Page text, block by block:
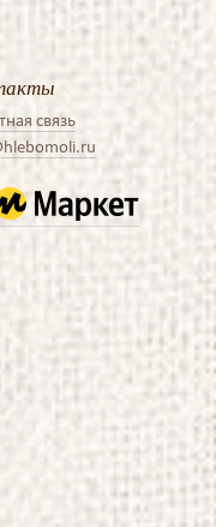
связь